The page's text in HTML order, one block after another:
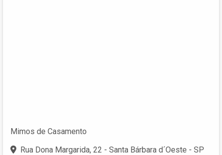
Mimos de Casamento
Rua Dona Margarida, 22 - Santa Bárbara d´Oeste - SP